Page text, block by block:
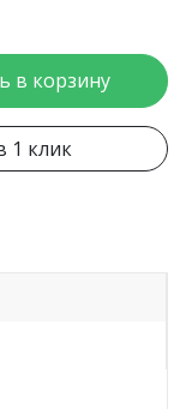
в корзину
1 клик